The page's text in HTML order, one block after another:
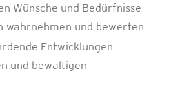
Wünsche und Bedürfnisse
wahrnehmen und bewerten
Entwicklungen
und bewältigen